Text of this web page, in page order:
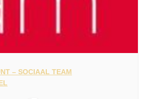
– SOCIAAL TEAM